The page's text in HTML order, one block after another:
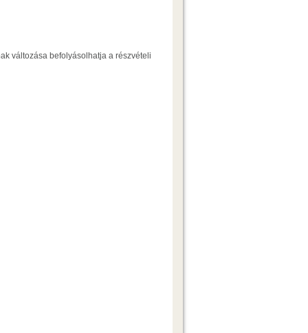
változása befolyásolhatja a részvételi